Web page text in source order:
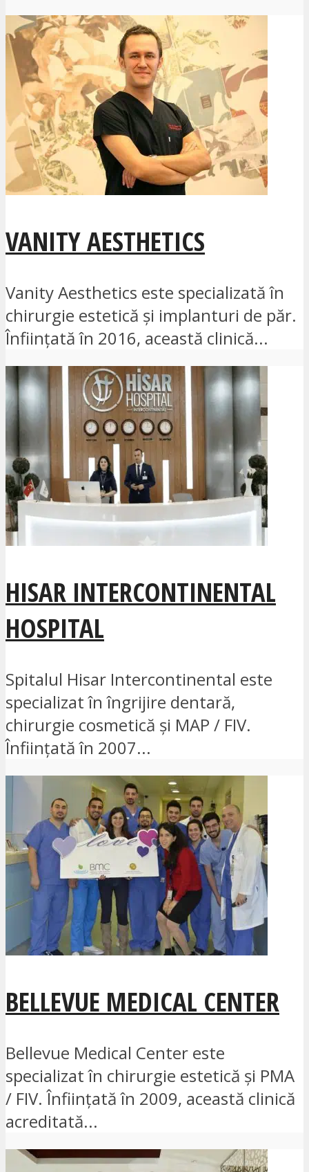
VANITY AESTHETICS
Vanity Aesthetics este specializată în
chirurgie estetică și implanturi de păr.
Înființată în 2016, această clinică...
HISAR INTERCONTINENTAL
HOSPITAL
Spitalul Hisar Intercontinental este
specializat în îngrijire dentară,
chirurgie cosmetică și MAP / FIV.
Înființată în 2007...
BELLEVUE MEDICAL CENTER
Bellevue Medical Center este
specializat în chirurgie estetică și PMA
/ FIV. Înființată în 2009, această clinică
acreditată...